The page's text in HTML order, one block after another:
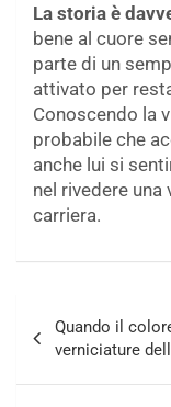
La storia è
bene al cuore
parte di un
attivato per
Conoscendo la
probabile che
anche lui si
nel rivedere una
carriera.
articoli
Quando il
verniciature